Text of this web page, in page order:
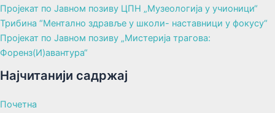
Пројекат по Јавном позиву ЦПН „Музеологија у учионици“
Трибина “Ментално здравље у школи- наставници у фокусу“
Пројекат по Јавном позиву „Мистерија трагова:
Форенз(И)авантура“
Најчитанији садржај
Почетна